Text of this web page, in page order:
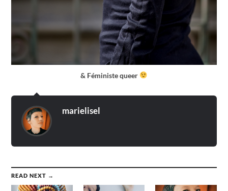
& Féministe queer
marielisel
READ NEXT →